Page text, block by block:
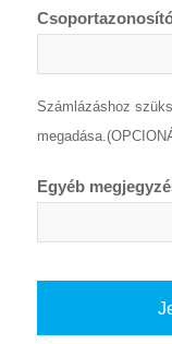
Számlázáshoz
Egyéb